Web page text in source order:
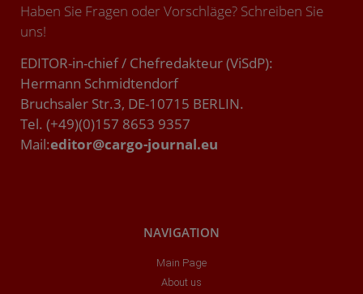
Haben Sie Fragen oder Vorschläge? Schreiben Sie
uns!
EDITOR-in-chief / Chefredakteur (ViSdP):
Hermann Schmidtendorf
Bruchsaler Str.3, DE-10715 BERLIN.
Tel. (+49)(0)157 8653 9357
Mail:editor@cargo-journal.eu
NAVIGATION
Main Page
About us